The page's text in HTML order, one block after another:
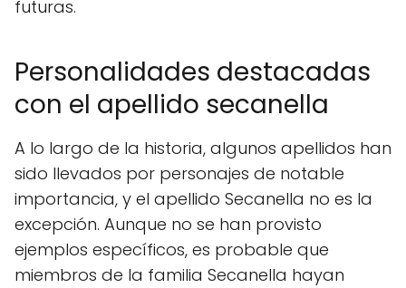
futuras.
Personalidades destacadas
con el apellido secanella
A lo largo de la historia, algunos apellidos han
sido llevados por personajes de notable
importancia, y el apellido Secanella no es la
excepción. Aunque no se han provisto
ejemplos específicos, es probable que
miembros de la familia Secanella hayan